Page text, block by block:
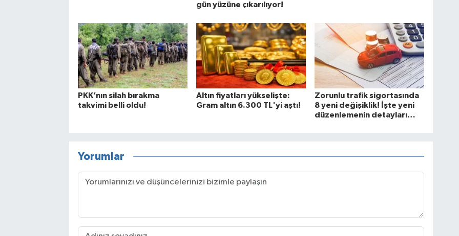
gün yüzüne çıkarılıyor!
PKK’nın silah bırakma
takvimi belli oldu!
Altın fiyatları yükselişte:
Gram altın 6.300 TL'yi aştı!
Zorunlu trafik sigortasında
8 yeni değişiklik! İşte yeni
düzenlemenin detayları…
Yorumlar